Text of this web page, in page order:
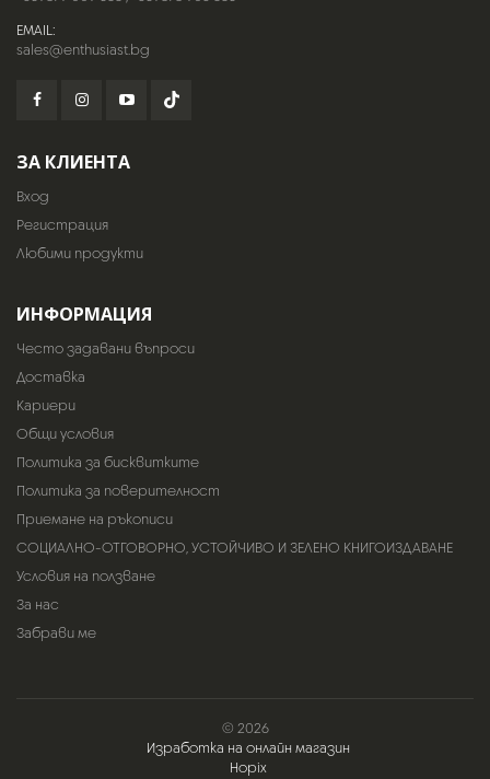
EMAIL:
sales@enthusiast.bg
ЗА КЛИЕНТА
Вход
Регистрация
Любими продукти
ИНФОРМАЦИЯ
Често задавани въпроси
Доставка
Кариери
Общи условия
Политика за бисквитките
Политика за поверителност
Приемане на ръкописи
СОЦИАЛНО-ОТГОВОРНО, УСТОЙЧИВО И ЗЕЛЕНО КНИГОИЗДАВАНЕ
Условия на ползване
За нас
Забрави ме
© 2026
Изработка на онлайн магазин
Hopix